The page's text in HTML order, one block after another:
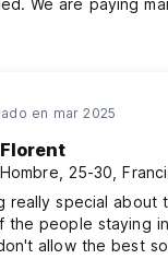
We are paying
en mar 2025
Florent
Hombre, 25-30,
really special about
the people staying
allow the best